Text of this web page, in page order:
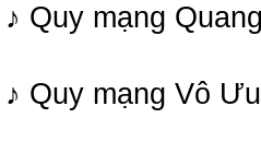
♪ Quy mạng
♪ Quy mạng Vô